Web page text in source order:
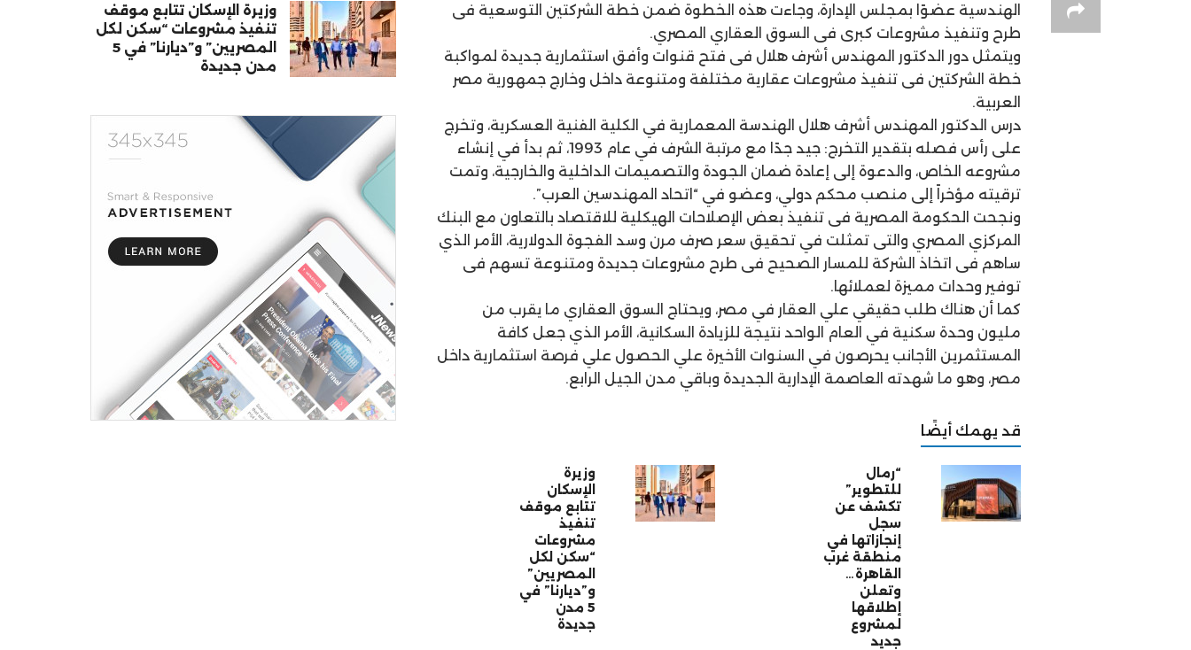
الهندسية عضوًا بمجلس الإدارة، وجاءت هذه الخطوة ضمن خطة الشركتين التوسعية فى
طرح وتنفيذ مشروعات كبرى فى السوق العقاري المصري.
ويتمثل دور الدكتور المهندس أشرف هلال فى فتح قنوات وأفق استثمارية جديدة لمواكبة
خطة الشركتين فى تنفيذ مشروعات عقارية مختلفة ومتنوعة داخل وخارج جمهورية مصر
العربية.
درس الدكتور المهندس أشرف هلال الهندسة المعمارية في الكلية الفنية العسكرية، وتخرج
على رأس فصله بتقدير التخرج: جيد جدًا مع مرتبة الشرف في عام 1993، ثم بدأ في إنشاء
مشروعه الخاص، والدعوة إلى إعادة ضمان الجودة والتصميمات الداخلية والخارجية، وتمت
ترقيته مؤخراً إلى منصب محكم دولي، وعضو في “اتحاد المهندسين العرب”.
ونجحت الحكومة المصرية فى تنفيذ بعض الإصلاحات الهيكلية للاقتصاد بالتعاون مع البنك
المركزي المصري والتى تمثلت في تحقيق سعر صرف مرن وسد الفجوة الدولارية، الأمر الذي
ساهم فى اتخاذ الشركة للمسار الصحيح فى طرح مشروعات جديدة ومتنوعة تسهم فى
توفير وحدات مميزة لعملائها.
كما أن هناك طلب حقيقي علي العقار في مصر، ويحتاج السوق العقاري ما يقرب من
مليون وحدة سكنية في العام الواحد نتيجة للزيادة السكانية، الأمر الذي جعل كافة
المستثمرين الأجانب يحرصون في السنوات الأخيرة علي الحصول علي فرصة استثمارية داخل
مصر، وهو ما شهدته العاصمة الإدارية الجديدة وباقي مدن الجيل الرابع.
قد يهمك أيضًا
“رمال
للتطوير”
تكشف عن
سجل
إنجازاتها في
منطقة غرب
القاهرة…
وتعلن
إطلاقها
لمشروع
جديد
وزيرة
الإسكان
تتابع موقف
تنفيذ
مشروعات
“سكن لكل
المصريين”
و”ديارنا” في
5 مدن
جديدة
وزيرة الإسكان تتابع موقف
تنفيذ مشروعات “سكن لكل
المصريين” و”ديارنا” في 5
مدن جديدة